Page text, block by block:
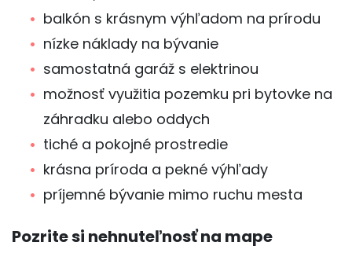
balkón s krásnym výhľadom na prírodu
nízke náklady na bývanie
samostatná garáž s elektrinou
možnosť využitia pozemku pri bytovke na
záhradku alebo oddych
tiché a pokojné prostredie
krásna príroda a pekné výhľady
príjemné bývanie mimo ruchu mesta
Pozrite si nehnuteľnosť na mape